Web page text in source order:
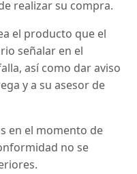
realizar su compra.
el producto que el
señalar en el
así como dar aviso
y a su asesor de
en el momento de
no se